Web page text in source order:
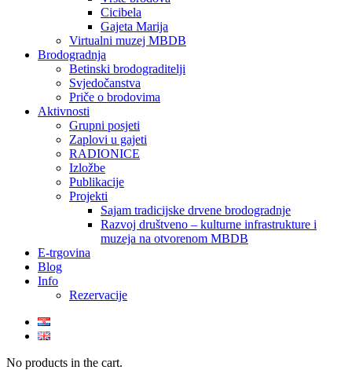
Cicibela
Gajeta Marija
Virtualni muzej MBDB
Brodogradnja
Betinski brodograditelji
Svjedočanstva
Priče o brodovima
Aktivnosti
Grupni posjeti
Zaplovi u gajeti
RADIONICE
Izložbe
Publikacije
Projekti
Sajam tradicijske drvene brodogradnje
Razvoj društveno – kulturne infrastrukture i
muzeja na otvorenom MBDB
E-trgovina
Blog
Info
Rezervacije
No products in the cart.